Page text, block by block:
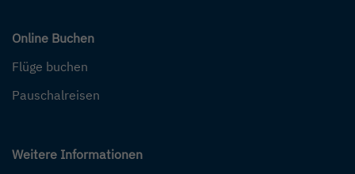
Online Buchen
Flüge buchen
Pauschalreisen
Weitere Informationen